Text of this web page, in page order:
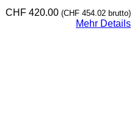
CHF420.00 (CHF454.02brutto)
Mehr Details